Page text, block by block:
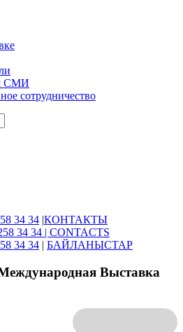
СМИ
сотрудничество
34 34 |КОНТАКТЫ
34 34 | CONTACTS
34 34 | БАЙЛАНЫСТАР
Выставка